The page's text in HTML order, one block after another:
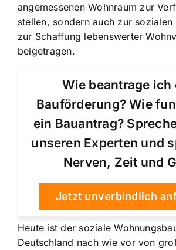
angemessenen Wohnraum zur
stellen, sondern auch zur
zur Schaffung lebenswerter
beigetragen.
Wie beantrage ich
Bauförderung? Wie
ein Bauantrag?
unseren Experten und
Nerven, Zeit und
Jetzt unverbindlich
Heute ist der soziale
Deutschland nach wie vor von